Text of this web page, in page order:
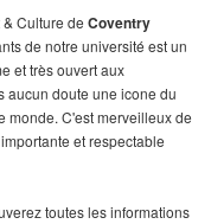
Culture de Coventry
de notre université est un
et très ouvert aux
aucun doute une icone du
monde. C'est merveilleux de
et respectable
toutes les informations